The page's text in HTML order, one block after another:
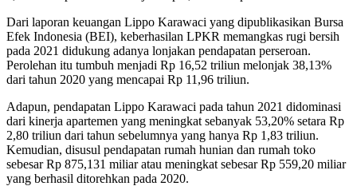
Dari laporan keuangan Lippo Karawaci yang dipublikasikan Bursa
Efek Indonesia (BEI), keberhasilan LPKR memangkas rugi bersih
pada 2021 didukung adanya lonjakan pendapatan perseroan.
Perolehan itu tumbuh menjadi Rp 16,52 triliun melonjak 38,13%
dari tahun 2020 yang mencapai Rp 11,96 triliun.
Adapun, pendapatan Lippo Karawaci pada tahun 2021 didominasi
dari kinerja apartemen yang meningkat sebanyak 53,20% setara Rp
2,80 triliun dari tahun sebelumnya yang hanya Rp 1,83 triliun.
Kemudian, disusul pendapatan rumah hunian dan rumah toko
sebesar Rp 875,131 miliar atau meningkat sebesar Rp 559,20 miliar
yang berhasil ditorehkan pada 2020.